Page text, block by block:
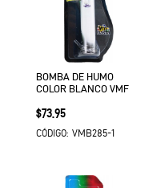
BOMBA DE HUMO
COLOR BLANCO VMF
Precio
$73.95
CÓDIGO: VMB285-1